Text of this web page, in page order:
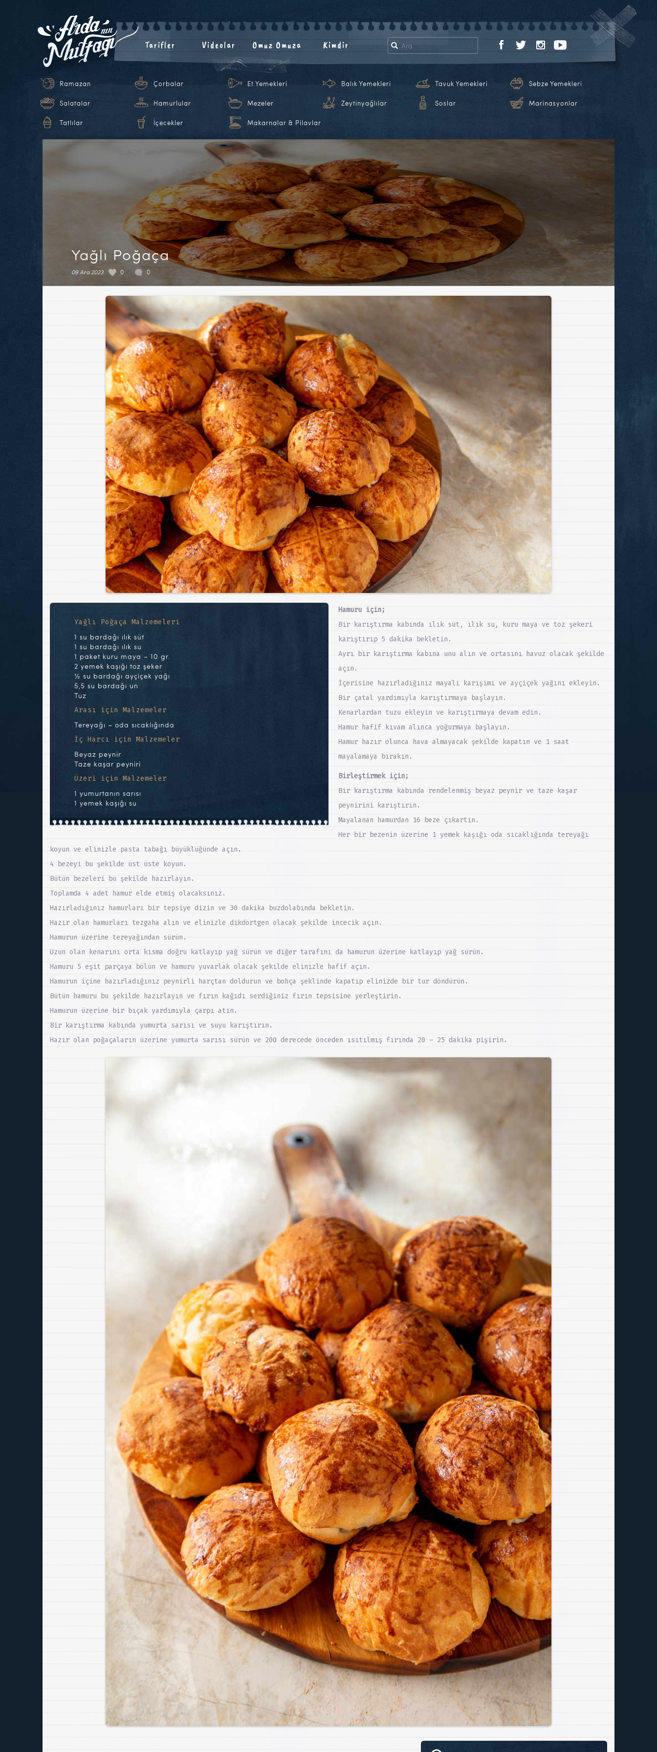
Tarifler Videolar Omuz Omuza Kimdir
Ramazan Çorbalar Et Yemekleri Balık Yemekleri Tavuk Yemekleri Sebze Yemekleri
Salatalar Hamurlular Mezeler Zeytinyağlılar Soslar Marinasyonlar
Tatlılar İçecekler Makarnalar & Pilavlar
Yağlı Poğaça
09 Ara 2023 0 0
Yağlı Poğaça Malzemeleri
1 su bardağı ılık süt
1 su bardağı ılık su
1 paket kuru maya – 10 gr.
2 yemek kaşığı toz şeker
½ su bardağı ayçiçek yağı
5,5 su bardağı un
Tuz
Arası için Malzemeler
Tereyağı – oda sıcaklığında
İç Harcı için Malzemeler
Beyaz peynir
Taze kaşar peyniri
Üzeri için Malzemeler
1 yumurtanın sarısı
1 yemek kaşığı su
Hamuru için;
Bir karıştırma kabında ılık süt, ılık su, kuru maya ve toz şekeri
karıştırıp 5 dakika bekletin.
Ayrı bir karıştırma kabına unu alın ve ortasını havuz olacak şekilde
açın.
İçerisine hazırladığınız mayalı karışımı ve ayçiçek yağını ekleyin.
Bir çatal yardımıyla karıştırmaya başlayın.
Kenarlardan tuzu ekleyin ve karıştırmaya devam edin.
Hamur hafif kıvam alınca yoğurmaya başlayın.
Hamur hazır olunca hava almayacak şekilde kapatın ve 1 saat
mayalamaya bırakın.
Birleştirmek için;
Bir karıştırma kabında rendelenmiş beyaz peynir ve taze kaşar
peynirini karıştırın.
Mayalanan hamurdan 16 beze çıkartın.
Her bir bezenin üzerine 1 yemek kaşığı oda sıcaklığında tereyağı
koyun ve elinizle pasta tabağı büyüklüğünde açın.
4 bezeyi bu şekilde üst üste koyun.
Bütün bezeleri bu şekilde hazırlayın.
Toplamda 4 adet hamur elde etmiş olacaksınız.
Hazırladığınız hamurları bir tepsiye dizin ve 30 dakika buzdolabında bekletin.
Hazır olan hamurları tezgaha alın ve elinizle dikdörtgen olacak şekilde incecik açın.
Hamurun üzerine tereyağından sürün.
Uzun olan kenarını orta kısma doğru katlayıp yağ sürün ve diğer tarafını da hamurun üzerine katlayıp yağ sürün.
Hamuru 5 eşit parçaya bölün ve hamuru yuvarlak olacak şekilde elinizle hafif açın.
Hamurun içine hazırladığınız peynirli harçtan doldurun ve bohça şeklinde kapatıp elinizde bir tur döndürün.
Bütün hamuru bu şekilde hazırlayın ve fırın kağıdı serdiğiniz fırın tepsisine yerleştirin.
Hamurun üzerine bir bıçak yardımıyla çarpı atın.
Bir karıştırma kabında yumurta sarısı ve suyu karıştırın.
Hazır olan poğaçaların üzerine yumurta sarısı sürün ve 200 derecede önceden ısıtılmış fırında 20 – 25 dakika pişirin.